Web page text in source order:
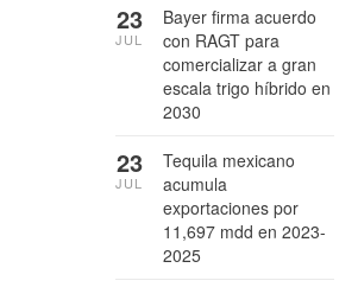
Bayer firma acuerdo
con RAGT para
comercializar a gran
escala trigo híbrido en
2030
23
JUL
Tequila mexicano
acumula
exportaciones por
11,697 mdd en 2023-
2025
23
JUL